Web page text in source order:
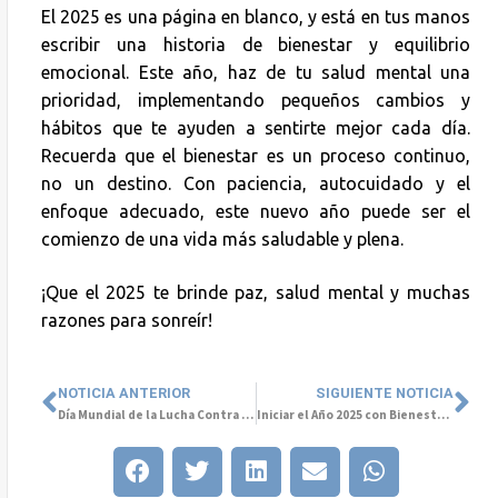
El 2025 es una página en blanco, y está en tus manos
escribir una historia de bienestar y equilibrio
emocional. Este año, haz de tu salud mental una
prioridad, implementando pequeños cambios y
hábitos que te ayuden a sentirte mejor cada día.
Recuerda que el bienestar es un proceso continuo,
no un destino. Con paciencia, autocuidado y el
enfoque adecuado, este nuevo año puede ser el
comienzo de una vida más saludable y plena.
¡Que el 2025 te brinde paz, salud mental y muchas
razones para sonreír!
NOTICIA ANTERIOR
Día Mundial de la Lucha Contra la Depresión: La lucha contra el estigma
SIGUIENTE NOTICIA
Iniciar el Año 2025 con Bienestar: Estrategias para Fomentar la Salud Mental en el Trabajo